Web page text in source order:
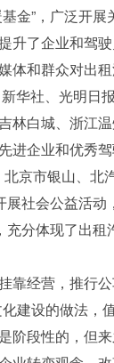
金”，广泛开
了企业和驾驶
体和群众对出
华社、光明
林白城、浙江
企业和优秀
京市银山、
社会公益活
分体现了出
经营，推行
建设的做法，
段性的，但